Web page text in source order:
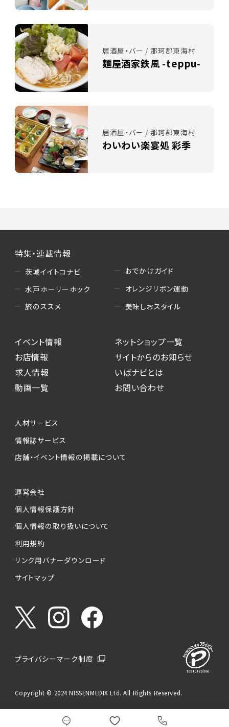
居酒屋・バー / 那珂郡東海村
麺屋酒家鉄風 -teppu-
居酒屋・バー / 那珂郡東海村
わいわい楽宴処 彩季
特集・連載情報
茨城イイトコナビ
水戸ホーリーホック
旅のススメ
おでかけガイド
オレンジリボン運動
美味しおスタイル
イベント情報
お店情報
求人情報
動画一覧
ネットショップ一覧
サイトからのお知らせ
いばナビとは
お問い合わせ
人材サービス
情報誌サービス
店舗・イベント情報の掲載について
運営会社
個人情報保護方針
個人情報の取り扱いについて
利用規約
リンク用バナーダウンロード
サイトマップ
プライバシーマーク制度
Copyright © 2024 NISSENMEDIX Ltd. All Rights Reserved.